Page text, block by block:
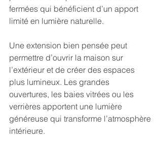
fermées qui bénéficient d’un apport
limité en lumière naturelle.
Une extension bien pensée peut
permettre d’ouvrir la maison sur
l’extérieur et de créer des espaces
plus lumineux. Les grandes
ouvertures, les baies vitrées ou les
verrières apportent une lumière
généreuse qui transforme l’atmosphère
intérieure.